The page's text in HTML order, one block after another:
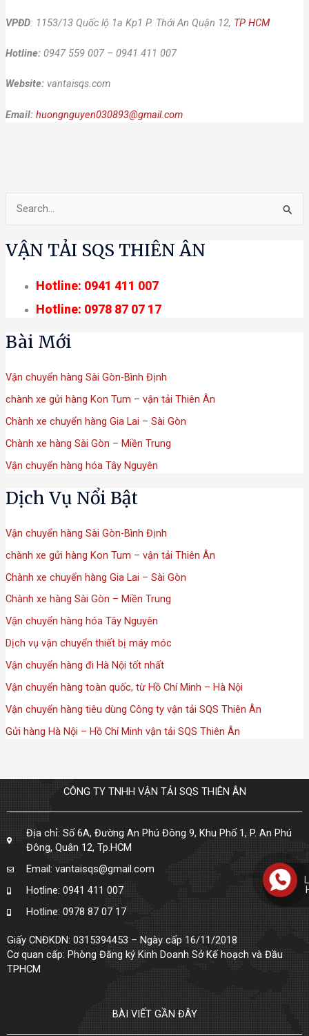
m
:
VẬN TẢI SQS THIÊN ÂN
Hotline: 0941 411 007
Hotline: 0978 87 07 17
Bài Mới
Vận chuyển hàng Sài Gòn-Bình Định
chành xe gửi hàng Kon Tum – vận tải Thiên Ân
Chành xe chuyển hàng Gia Lai – Sài Gòn
Chành xe hàng Sài Gòn – Miền Trung
Vận chuyển hàng hóa Tây Nguyên
Dịch Vụ Nổi Bật
Vận chuyển hàng Sài Gòn-Bình Định
chành xe gửi hàng Kon Tum – vận tải Thiên Ân
Chành xe chuyển hàng Gia Lai – Sài Gòn
Chành xe hàng Sài Gòn – Miền Trung
Vận chuyển hàng hóa Tây Nguyên
Dịch vụ vận chuyển thiết bị máy móc
Vận chuyển hàng đi Hà Nội tốt nhất
Vận chuyển hàng toàn quốc, từ Hồ Chí Minh – Hà Nội
Vận chuyển hàng tiêu dùng Công ty vận tải SQS Thiên Ân
Gửi hàng Hà Nội – Hồ Chí Minh vận tải SQS Thiên Ân
VPĐD: 1153/13 Quốc lộ 1a Kp1 P. Thới An Quận 12, TP HCM
Hotline:0947 559 007 – 0941 411 007
Website:vantaisqs.com
Email: huongnguyen030893@gmail.com
CÔNG TY TNHH VẬN TẢI SQS THIÊN ÂN
Địa chỉ: Số 6A, Đường An Phú Đông 9, Khu Phố 1, P. An Phú
Đông, Quân 12, Tp.HCM
Email: vantaisqs@gmail.com
Hotline: 0941 411 007
Hotline: 0978 87 07 17
Giấy CNĐKDN: 0315394453 – Ngày cấp 16/11/2018
Cơ quan cấp: Phòng Đăng ký Kinh Doanh Sở Kế hoạch và Đầu
TPHCM
BÀI VIẾT GẦN ĐÂY